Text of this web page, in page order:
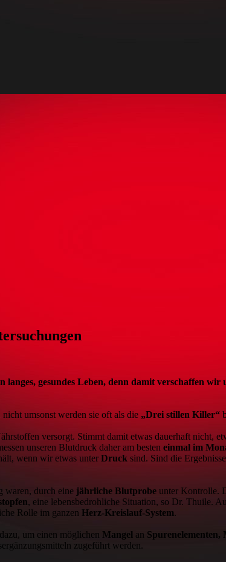
gesundes Leben, denn damit verschaffen
umsonst werden sie oft als die „Drei stillen Killer“
versorgt. Stimmt damit etwas dauerhaft nicht,
unseren Blutdruck daher am besten einmal im
wenn wir etwas unter Druck sind. Sind die
waren, durch eine jährliche Blutprobe unter Kontrolle.
, eine lebensbedrohliche Situation, so Dr. Thuile.
Rolle im ganzen Herz-Kreislauf-System.
um einen möglichen Mangel an
zugeführt werden.